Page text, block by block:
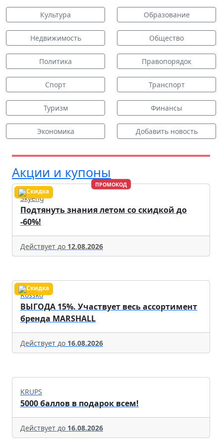
Культура Образование
Недвижимость Общество
Политика Правопорядок
Спорт Транспорт
Туризм Финансы
Экономика Добавить новость
Акции и купоны
ПРОМОКОД
Skyeng
Подтянуть знания летом со скидкой до
-60%!
Действует до 12.08.2026
Rossko
ВЫГОДА 15%. Участвует весь ассортимент
бренда MARSHALL
Действует до 16.08.2026
KRUPS
5000 баллов в подарок всем!
Действует до 16.08.2026